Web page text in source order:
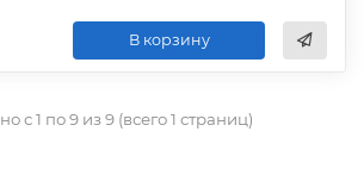
В корзину
с 1 по 9 из 9 (всего 1 страниц)